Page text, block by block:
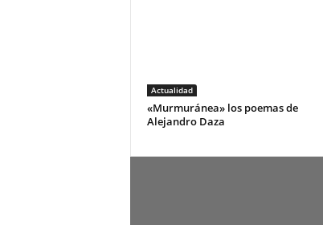
Actualidad
«Murmuránea» los poemas de
Alejandro Daza